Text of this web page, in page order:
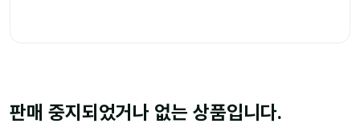
판매 중지되었거나 없는 상품입니다.